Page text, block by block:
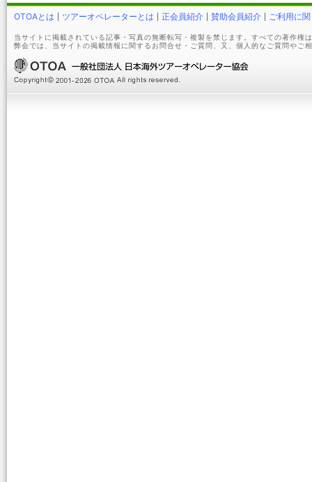
OTOAとは ツアーオペレーターとは 正会員紹介 賛助会員紹介 ご利用に
当サイトに掲載されている記事・写真の無断転写・複製を禁じます。すべての著作権
弊会では、当サイトの掲載情報に関するお問合せ・ご質問、又、個人的なご質問やご